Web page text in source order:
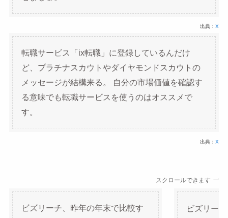
出典：X
転職サービス「ix転職」に登録しているんだけ
ど、プラチナスカウトやダイヤモンドスカウトの
メッセージが結構来る。 自分の市場価値を確認す
る意味でも転職サービスを使うのはオススメで
す。
出典：X
スクロールできます
ビズリーチ、昨年の年末で比較す
ビズリー